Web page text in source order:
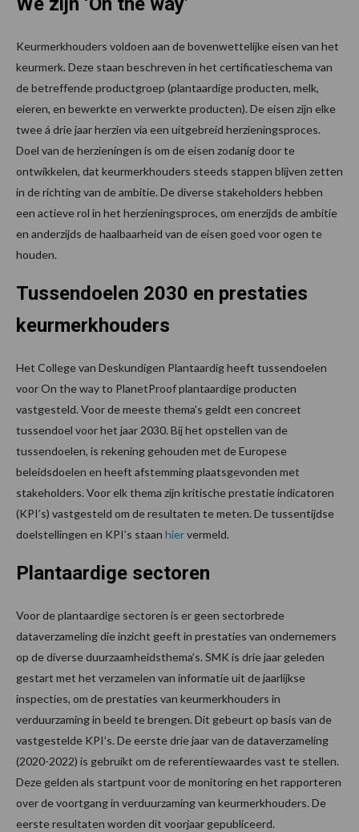
Keurmerkhouders voldoen aan de bovenwettelijke eisen van het
keurmerk. Deze staan beschreven in het certificatieschema van
de betreffende productgroep (plantaardige producten, melk,
eieren, en bewerkte en verwerkte producten). De eisen zijn elke
twee á drie jaar herzien via een uitgebreid herzieningsproces.
Doel van de herzieningen is om de eisen zodanig door te
ontwikkelen, dat keurmerkhouders steeds stappen blijven zetten
in de richting van de ambitie. De diverse stakeholders hebben
een actieve rol in het herzieningsproces, om enerzijds de ambitie
en anderzijds de haalbaarheid van de eisen goed voor ogen te
houden.
Tussendoelen 2030 en prestaties
keurmerkhouders
Het College van Deskundigen Plantaardig heeft tussendoelen
voor On the way to PlanetProof plantaardige producten
vastgesteld. Voor de meeste thema’s geldt een concreet
tussendoel voor het jaar 2030. Bij het opstellen van de
tussendoelen, is rekening gehouden met de Europese
beleidsdoelen en heeft afstemming plaatsgevonden met
stakeholders. Voor elk thema zijn kritische prestatie indicatoren
(KPI’s) vastgesteld om de resultaten te meten. De tussentijdse
doelstellingen en KPI’s staan hiervermeld.
Plantaardige sectoren
Voor de plantaardige sectoren is er geen sectorbrede
dataverzameling die inzicht geeft in prestaties van ondernemers
op de diverse duurzaamheidsthema’s. SMK is drie jaar geleden
gestart met het verzamelen van informatie uit de jaarlijkse
inspecties, om de prestaties van keurmerkhouders in
verduurzaming in beeld te brengen. Dit gebeurt op basis van de
vastgestelde KPI’s. De eerste drie jaar van de dataverzameling
(2020-2022) is gebruikt om de referentiewaardes vast te stellen.
Deze gelden als startpunt voor de monitoring en het rapporteren
over de voortgang in verduurzaming van keurmerkhouders. De
eerste resultaten worden dit voorjaar gepubliceerd.